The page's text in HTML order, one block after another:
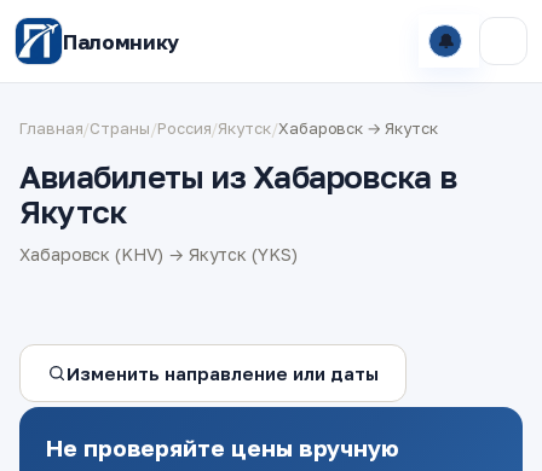
Паломнику 🔔
Главная/Страны/Россия/Якутск/Хабаровск → Якутск
Авиабилеты из Хабаровска в
Якутск
Хабаровск (KHV) → Якутск (YKS)
Изменить направление или даты
Не проверяйте цены вручную